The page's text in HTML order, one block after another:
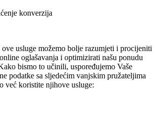
konverzija
ove usluge možemo bolje razumjeti i procijeniti
oglašavanja i optimizirati našu ponudu
bismo to učinili, uspoređujemo Vaše
podatke sa sljedećim vanjskim pružateljima
već koristite njihove usluge: